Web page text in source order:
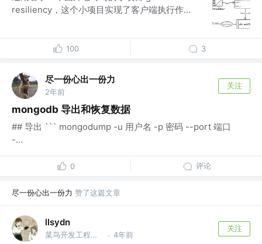
resiliency，这个小项目实现了客户端执行作...
100 3
尽一份心出一份力
2年前
关注
mongodb 导出和恢复数据
## 导出 ``` mongodump -u 用户名 -p 密码 --port 端口
-...
0 评论
尽一份心出一份力 赞了这篇文章
llsydn
菜鸟开发工程师 @菜鸟开发公司 · 4年前
关注